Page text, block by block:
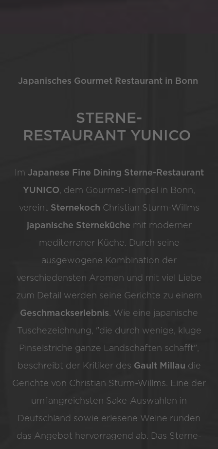
Japanisches Gourmet Restaurant in Bonn
STERNE-
RESTAURANT YUNICO
Im Japanese Fine Dining Sterne-Restaurant
YUNICO, dem Gourmet-Tempel in Bonn,
vereint Sternekoch Christian Sturm-Willms
japanische Sterneküche mit moderner
mediterraner Küche. Durch seine
ausgewogene Kombination der
verschiedensten Aromen und mit viel Liebe
zum Detail werden seine Gerichte zu einem
Geschmackserlebnis. Wie eine japanische
Tuschezeichnung, "die durch wenige, kluge
Pinselstriche ganze Landschaften schafft",
beschreibt der Kritiker des Gault Millau die
Gerichte von Christian Sturm-Willms. Eine der
umfangreichsten Sake-Auswahlen in
Deutschland sowie erlesene Weine runden
das Angebot hervorragend ab. Das Sterne-